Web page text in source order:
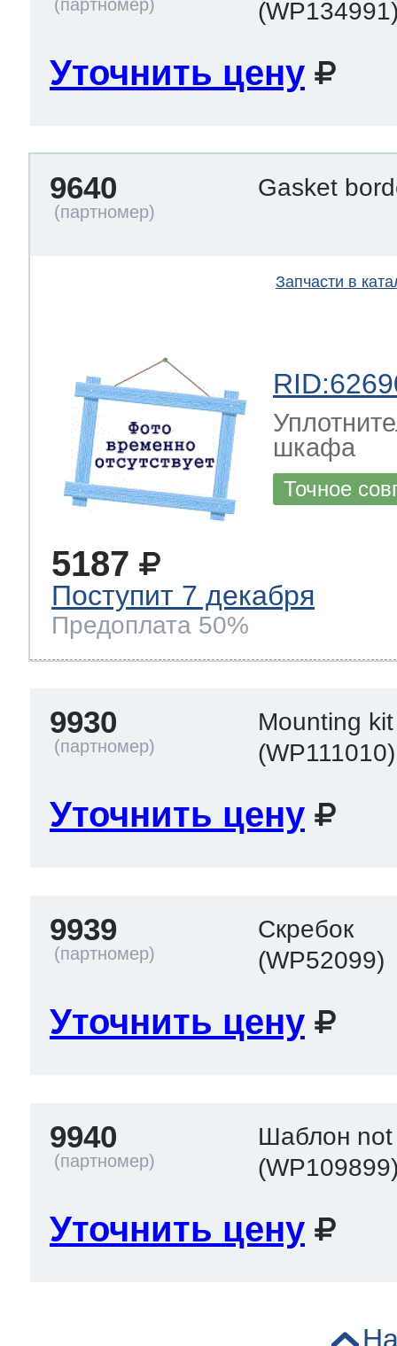
Уточнить цену
9640 Gasket
Запчасти в
шкафа
Точное
5187
Поступит 7 декабря
Предоплата 50%
9930
Mounting
(WP111010)
Уточнить цену
9939
Скребок
(WP52099)
Уточнить цену
9940
Шаблон not
Уточнить цену